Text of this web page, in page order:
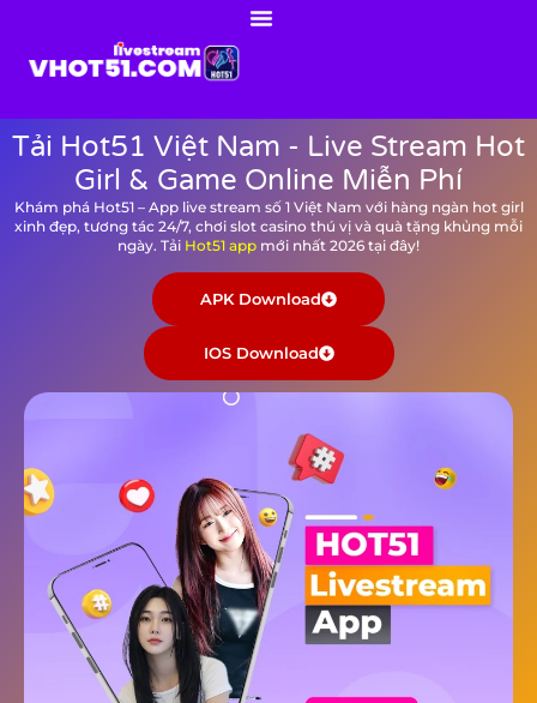
Tải Hot51 Việt Nam - Live Stream Hot
Girl & Game Online Miễn Phí
Khám phá Hot51 – App live stream số 1 Việt Nam với hàng ngàn hot girl
xinh đẹp, tương tác 24/7, chơi slot casino thú vị và quà tặng khủng mỗi
ngày. Tải Hot51 app mới nhất 2026 tại đây!
APK Download
IOS Download